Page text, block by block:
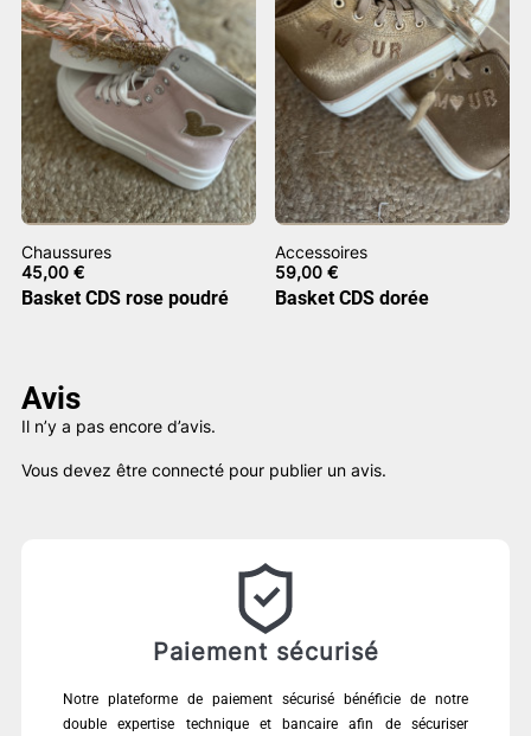
Chaussures
45,00 €
Basket CDS rose poudré
Accessoires
59,00€
Basket CDS dorée
Avis
Il n’y a pas encore d’avis.
Vous devez être connecté pour publier un avis.
Paiement sécurisé
Notre plateforme de paiement sécurisé bénéficie de notre
double expertise technique et bancaire afin de sécuriser